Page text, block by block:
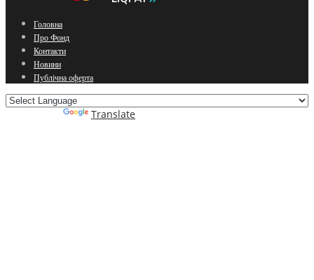
Головна
Про Фонд
Контакти
Новини
Публічна оферта
Translate